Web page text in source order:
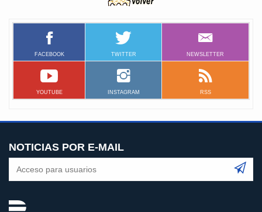
FACEBOOK TWITTER NEWSLETTER
YOUTUBE INSTAGRAM RSS
NOTICIAS POR E-MAIL